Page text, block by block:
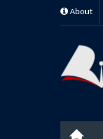
About